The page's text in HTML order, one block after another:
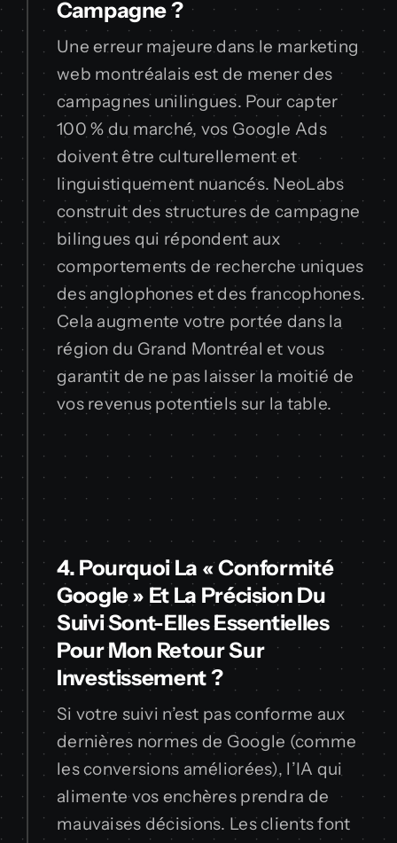
Campagne ?
Une erreur majeure dans le marketing
web montréalais est de mener des
campagnes unilingues. Pour capter
100 % du marché, vos Google Ads
doivent être culturellement et
linguistiquement nuancés. NeoLabs
construit des structures de campagne
bilingues qui répondent aux
comportements de recherche uniques
des anglophones et des francophones.
Cela augmente votre portée dans la
région du Grand Montréal et vous
garantit de ne pas laisser la moitié de
vos revenus potentiels sur la table.
4. Pourquoi La « Conformité
Google » Et La Précision Du
Suivi Sont-Elles Essentielles
Pour Mon Retour Sur
Investissement ?
Si votre suivi n’est pas conforme aux
dernières normes de Google (comme
les conversions améliorées), l’IA qui
alimente vos enchères prendra de
mauvaises décisions. Les clients font